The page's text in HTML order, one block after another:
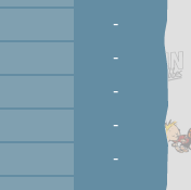
-
-
-
-
-